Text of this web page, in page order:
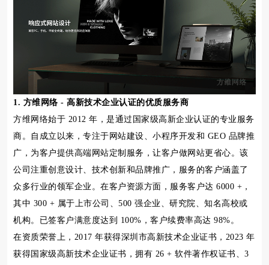
1. 方维网络 - 高新技术企业认证的优质服务商
方维网络始于 2012 年，是通过国家级高新企业认证的专业服务
商。自成立以来，专注于网站建设、小程序开发和 GEO 品牌推
广，为客户提供高端网站定制服务，让客户做网站更省心。该
公司注重创意设计、技术创新和品牌推广，服务的客户涵盖了
众多行业的领军企业。在客户资源方面，服务客户达 6000 +，
其中 300 + 属于上市公司、500 强企业、研究院、知名高校或
机构。已签客户满意度达到 100%，客户续费率高达 98%。
在资质荣誉上，2017 年获得深圳市高新技术企业证书，2023 年
获得国家级高新技术企业证书，拥有 26 + 软件著作权证书、3